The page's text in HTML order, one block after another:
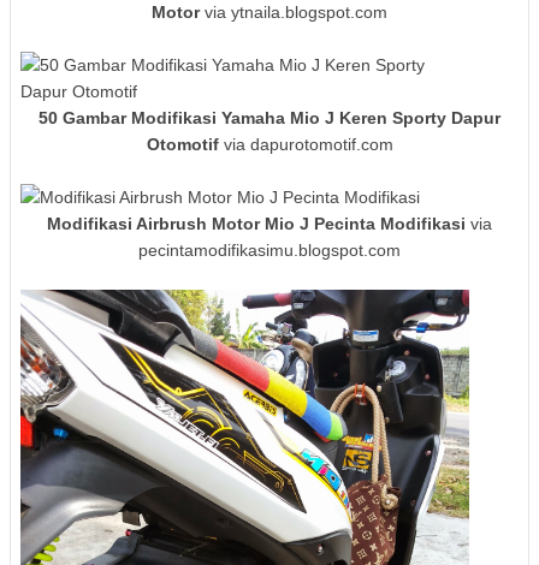
Motorvia ytnaila.blogspot.com
50 Gambar Modifikasi Yamaha Mio J Keren Sporty Dapur
Otomotifvia dapurotomotif.com
Modifikasi Airbrush Motor Mio J Pecinta Modifikasi via
pecintamodifikasimu.blogspot.com